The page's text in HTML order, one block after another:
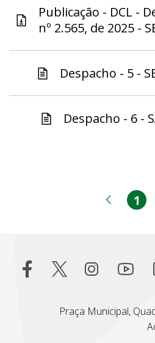
Publicação - DCL -
nº 2.565, de 2025 -
Despacho - 5 -
Despacho - 6 -
1
Praça Municipal,